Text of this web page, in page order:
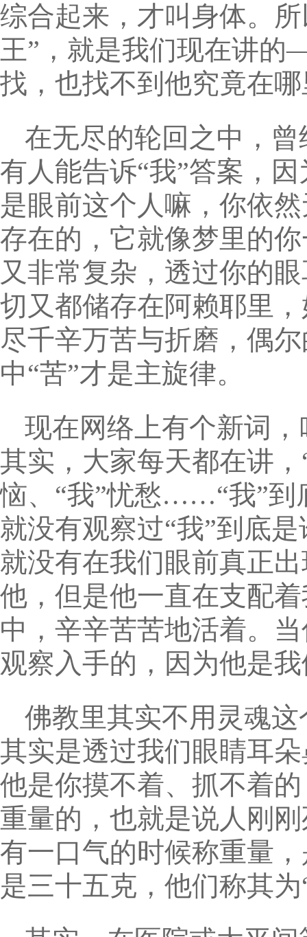
综合起来，才叫身体。
王”，就是我们现在讲
找，也找不到他究竟在
在无尽的轮回之中，
有人能告诉“我”答案，
是眼前这个人嘛，你依
存在的，它就像梦里的
又非常复杂，透过你的
切又都储存在阿赖耶里
尽千辛万苦与折磨，偶
中“苦”才是主旋律。
现在网络上有个新词
其实，大家每天都在讲，
恼、“我”忧愁……“我”到
就没有观察过“我”到底
就没有在我们眼前真正
他，但是他一直在支配
中，辛辛苦苦地活着。
观察入手的，因为他是
佛教里其实不用灵魂
其实是透过我们眼睛耳
他是你摸不着、抓不着
重量的，也就是说人刚
有一口气的时候称重量
是三十五克，他们称其